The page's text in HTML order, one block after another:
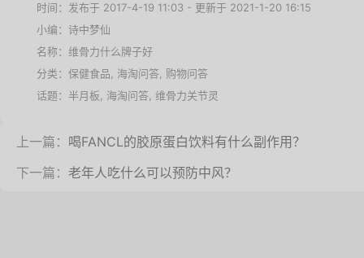
时间：发布于 2017-4-19 11:03 - 更新于 2021-1-20 16:15
小编：诗中梦仙
名称： 维骨力什么牌子好
分类： 保健食品 海淘问答 购物问答
话题： 半月板 海淘问答 维骨力关节灵
上一篇： 喝FANCL的胶原蛋白饮料有什么副作用？
下一篇： 老年人吃什么可以预防中风？